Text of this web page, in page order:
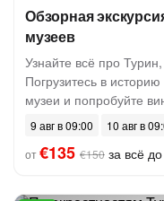
Обзорная
музеев
Узнайте всё про
Погрузитесь в
музеи и попробуйте
9 авг в 09:00
10 авг в
от€135 €150 за всё